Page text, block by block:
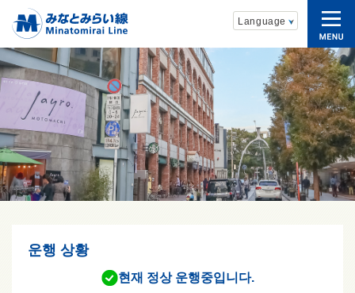
{{
Language
운행 상황
현재 정상 운행중입니다.